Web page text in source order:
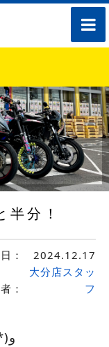
toggle
分！
： 2024.12.17
：
大分店スタッ
フ
です٩(ˊᗜˋ*)و